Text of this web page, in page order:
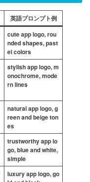
英語プロンプト例
cute app logo, rou
nded shapes, past
el colors
stylish app logo, m
onochrome, mode
rn lines
natural app logo, g
reen and beige ton
es
trustworthy app lo
go, blue and white,
simple
luxury app logo, go